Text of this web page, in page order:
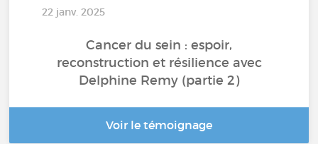
22 janv. 2025
Cancer du sein : espoir,
reconstruction et résilience avec
Delphine Remy (partie 2)
Voir le témoignage